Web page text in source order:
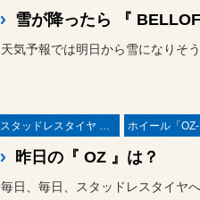
スタッドレスタイヤ 「BLIZZAK」
昨日の『 OZ 』は？
毎日、毎日、スタッドレスタイヤ